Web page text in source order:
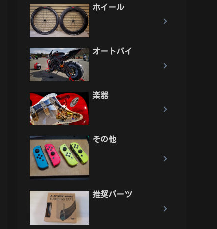
ホイール
オートバイ
楽器
その他
推奨パーツ